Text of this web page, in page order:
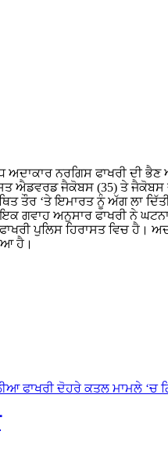
ਨਰਗਿਸ ਫਾਖਰੀ ਦੀ
ਐਡਵਰਡ ਜੈਕੋਬਸ (35) ਤੇ
ਤੌਰ ‘ਤੇ ਇਮਾਰਤ ਨੂੰ ਅੱਗ
ਗਵਾਹ ਅਨੁਸਾਰ ਫਾਖਰੀ ਨੇ
ਪੁਲਿਸ ਹਿਰਾਸਤ ਵਿਚ ਹੈ।
ਹੈ।